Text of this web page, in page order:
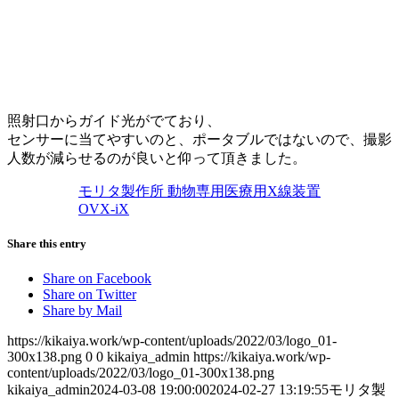
照射口からガイド光がでており、
センサーに当てやすいのと、ポータブルではないので、撮影
人数が減らせるのが良いと仰って頂きました。
モリタ製作所 動物専用医療用X線装置
OVX-iX
Share this entry
Share on Facebook
Share on Twitter
Share by Mail
https://kikaiya.work/wp-content/uploads/2022/03/logo_01-
300x138.png 0 0 kikaiya_admin https://kikaiya.work/wp-
content/uploads/2022/03/logo_01-300x138.png
kikaiya_admin2024-03-08 19:00:002024-02-27 13:19:55モリタ製